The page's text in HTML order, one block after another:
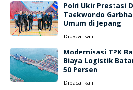
Polri Ukir Prestasi
Taekwondo
Umum di Jepang
Dibaca: kali
Modernisasi TPK
Biaya Logistik
50 Persen
Dibaca: kali